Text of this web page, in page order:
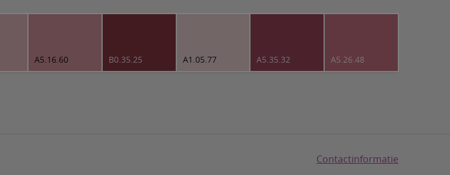
A5.16.60 B0.35.25 A1.05.77 A5.35.32 A5.26.48
Contactinformatie